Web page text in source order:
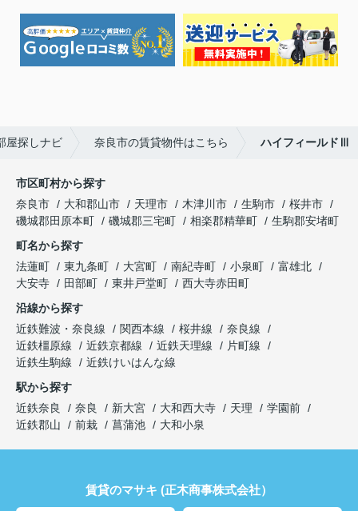
屋探しナビ 奈良市の賃貸物件はこちら ハイフィールドⅢ
市区町村から探す
奈良市
大和郡山市 天理市 木津川市 生駒市
桜井市
磯城郡田原本町
磯城郡三宅町 相楽郡精華町
生駒郡安堵町
町名から探す
法蓮町
東九条町 大宮町 南紀寺町 小泉町
富雄北
大安寺
田部町 東井戸堂町
西大寺赤田町
沿線から探す
近鉄難波・奈良線
関西本線 桜井線
奈良線
近鉄橿原線
近鉄京都線 近鉄天理線
片町線
近鉄生駒線
近鉄けいはんな線
駅から探す
近鉄奈良
奈良 新大宮 大和西大寺 天理
学園前
近鉄郡山
前栽 菖蒲池 大和小泉
賃貸のマサキ (正木商事株式会社）